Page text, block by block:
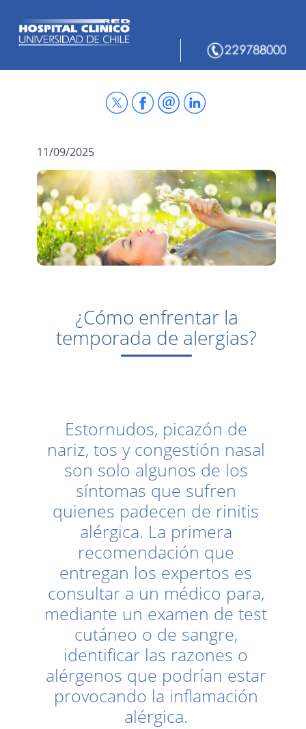
11/09/2025
¿Cómo enfrentar la
temporada de alergias?
Estornudos, picazón de
nariz, tos y congestión nasal
son solo algunos de los
síntomas que sufren
quienes padecen de rinitis
alérgica. La primera
recomendación que
entregan los expertos es
consultar a un médico para,
mediante un examen de test
cutáneo o de sangre,
identificar las razones o
alérgenos que podrían estar
provocando la inflamación
alérgica.